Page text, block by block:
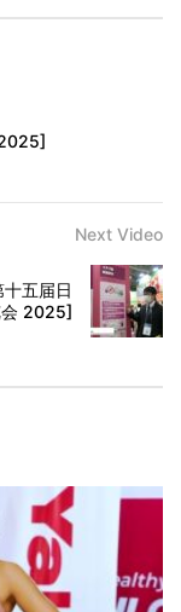
Next Video
五届日
会 2025]